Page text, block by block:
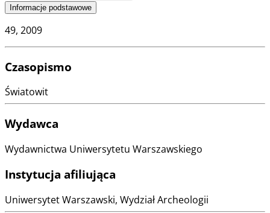
Informacje podstawowe
49, 2009
Czasopismo
Światowit
Wydawca
Wydawnictwa Uniwersytetu Warszawskiego
Instytucja afiliująca
Uniwersytet Warszawski, Wydział Archeologii